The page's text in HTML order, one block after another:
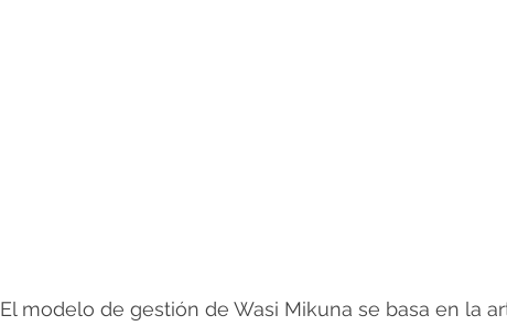
El modelo de gestión de Wasi Mikuna se basa en la